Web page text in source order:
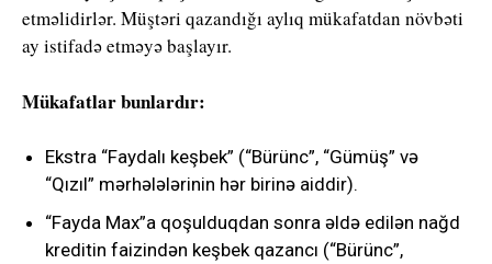
etməlidirlər. Müştəri qazandığı aylıq mükafatdan növbəti
ay istifadə etməyə başlayır.
Mükafatlar bunlardır:
Ekstra “Faydalı keşbek” (“Bürünc”, “Gümüş” və
“Qızıl” mərhələlərinin hər birinə aiddir).
“Fayda Max”a qoşulduqdan sonra əldə edilən nağd
kreditin faizindən keşbek qazancı (“Bürünc”,